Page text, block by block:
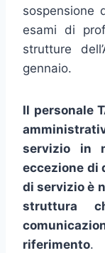
sospensione
esami di
strutture
gennaio.
Il personale
servizio in
eccezione di
di servizio è
struttura
riferimento.